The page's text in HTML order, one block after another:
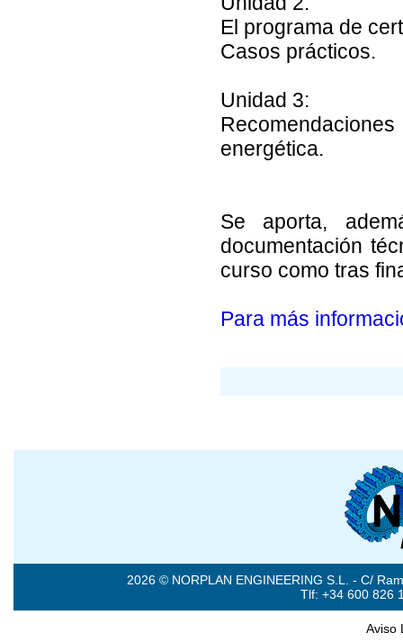
El programa de
Casos prácticos.
Unidad 3:
energética.
Se aporta,
documentación
curso como tras
Para más
2026 © NORPLAN ENGINEERING S.L. - C/
Tlf: +34 600 826
Aviso